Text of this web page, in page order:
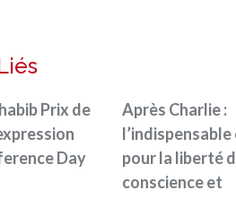
Prix de
Day
Après Charlie :
pour la liberté
conscience et